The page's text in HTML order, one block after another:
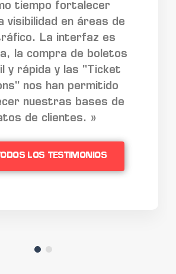
tiempo fortalecer
visibilidad en áreas de
La interfaz es
la compra de boletos
y rápida y las "Ticket
nos han permitido
nuestras bases de
de clientes. »
LOS TESTIMONIOS